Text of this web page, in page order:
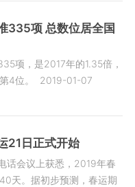
335项 总数位居全国
项，是2017年的1.35倍，
4位。
2019-01-07
21日正式开始
话会议上获悉，2019年春
天。据初步预测，春运期